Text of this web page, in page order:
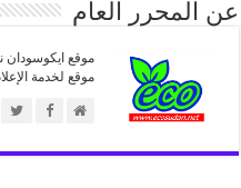
عن المحرر العام
موقع
موقع لخدمة